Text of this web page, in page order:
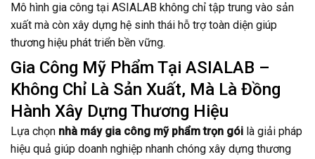
Mô hình gia công tại ASIALAB không chỉ tập trung vào sản
xuất mà còn xây dựng hệ sinh thái hỗ trợ toàn diện giúp
thương hiệu phát triển bền vững.
Gia Công Mỹ Phẩm Tại ASIALAB –
Không Chỉ Là Sản Xuất, Mà Là Đồng
Hành Xây Dựng Thương Hiệu
Lựa chọn nhà máy gia công mỹ phẩm trọn gói là giải pháp
hiệu quả giúp doanh nghiệp nhanh chóng xây dựng thương